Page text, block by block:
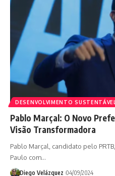
DESENVOLVIMENTO
Pablo Marçal: O Novo
Visão Transformadora
Pablo Marçal, candidato pelo
Paulo com…
Diego Velázquez 04/09/2024